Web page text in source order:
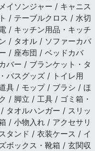
イソンジャー / キャニス
/ テーブルクロス / 水切
/ キッチン用品・キッチ
/ タオル / ソファーカバ
/ 座布団 / ベッドカバ
バー / ブランケット・タ
バスグッズ / トイレ用
具 / モップ / ブラシ / ほ
/ 脚立 / 工具 / ゴミ箱・
タオルハンガー / スリッ
/ 小物入れ / アクセサリ
タンド / 衣装ケース / イ
ボックス・靴箱 / 玄関収